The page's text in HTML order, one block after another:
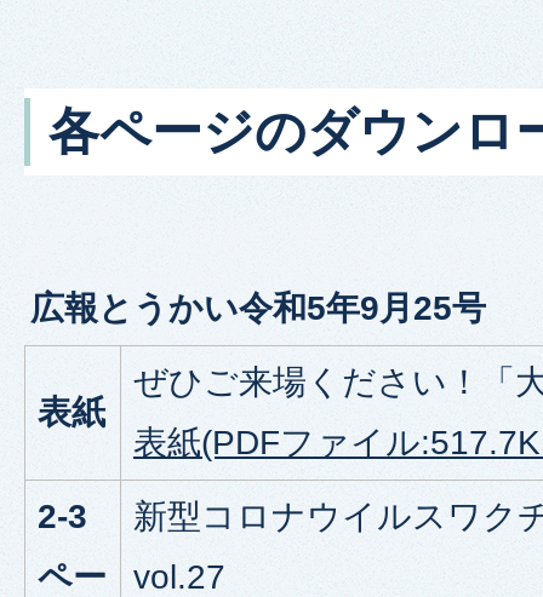
各ページのダウンロ
広報とうかい令和5年9月25号
表紙
ぜひご来場ください！「
表紙(PDFファイル
2-3
ペー
新型コロナウイルスワク
vol.27